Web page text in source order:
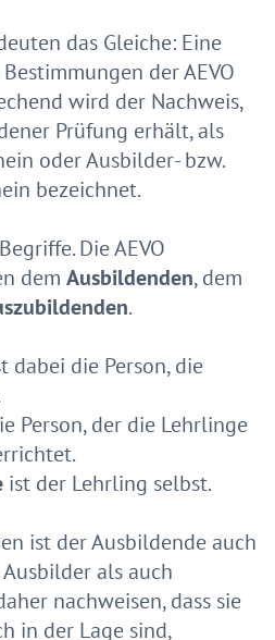
das Gleiche: Eine
der AEVO
wird der Nachweis,
Prüfung erhält, als
oder Ausbilder- bzw.
bezeichnet.
Die AEVO
dem Ausbildenden, dem
.
dabei die Person, die
Person, der die Lehrlinge
ist der Lehrling selbst.
ist der Ausbildende auch
als auch
nachweisen, dass sie
in der Lage sind,